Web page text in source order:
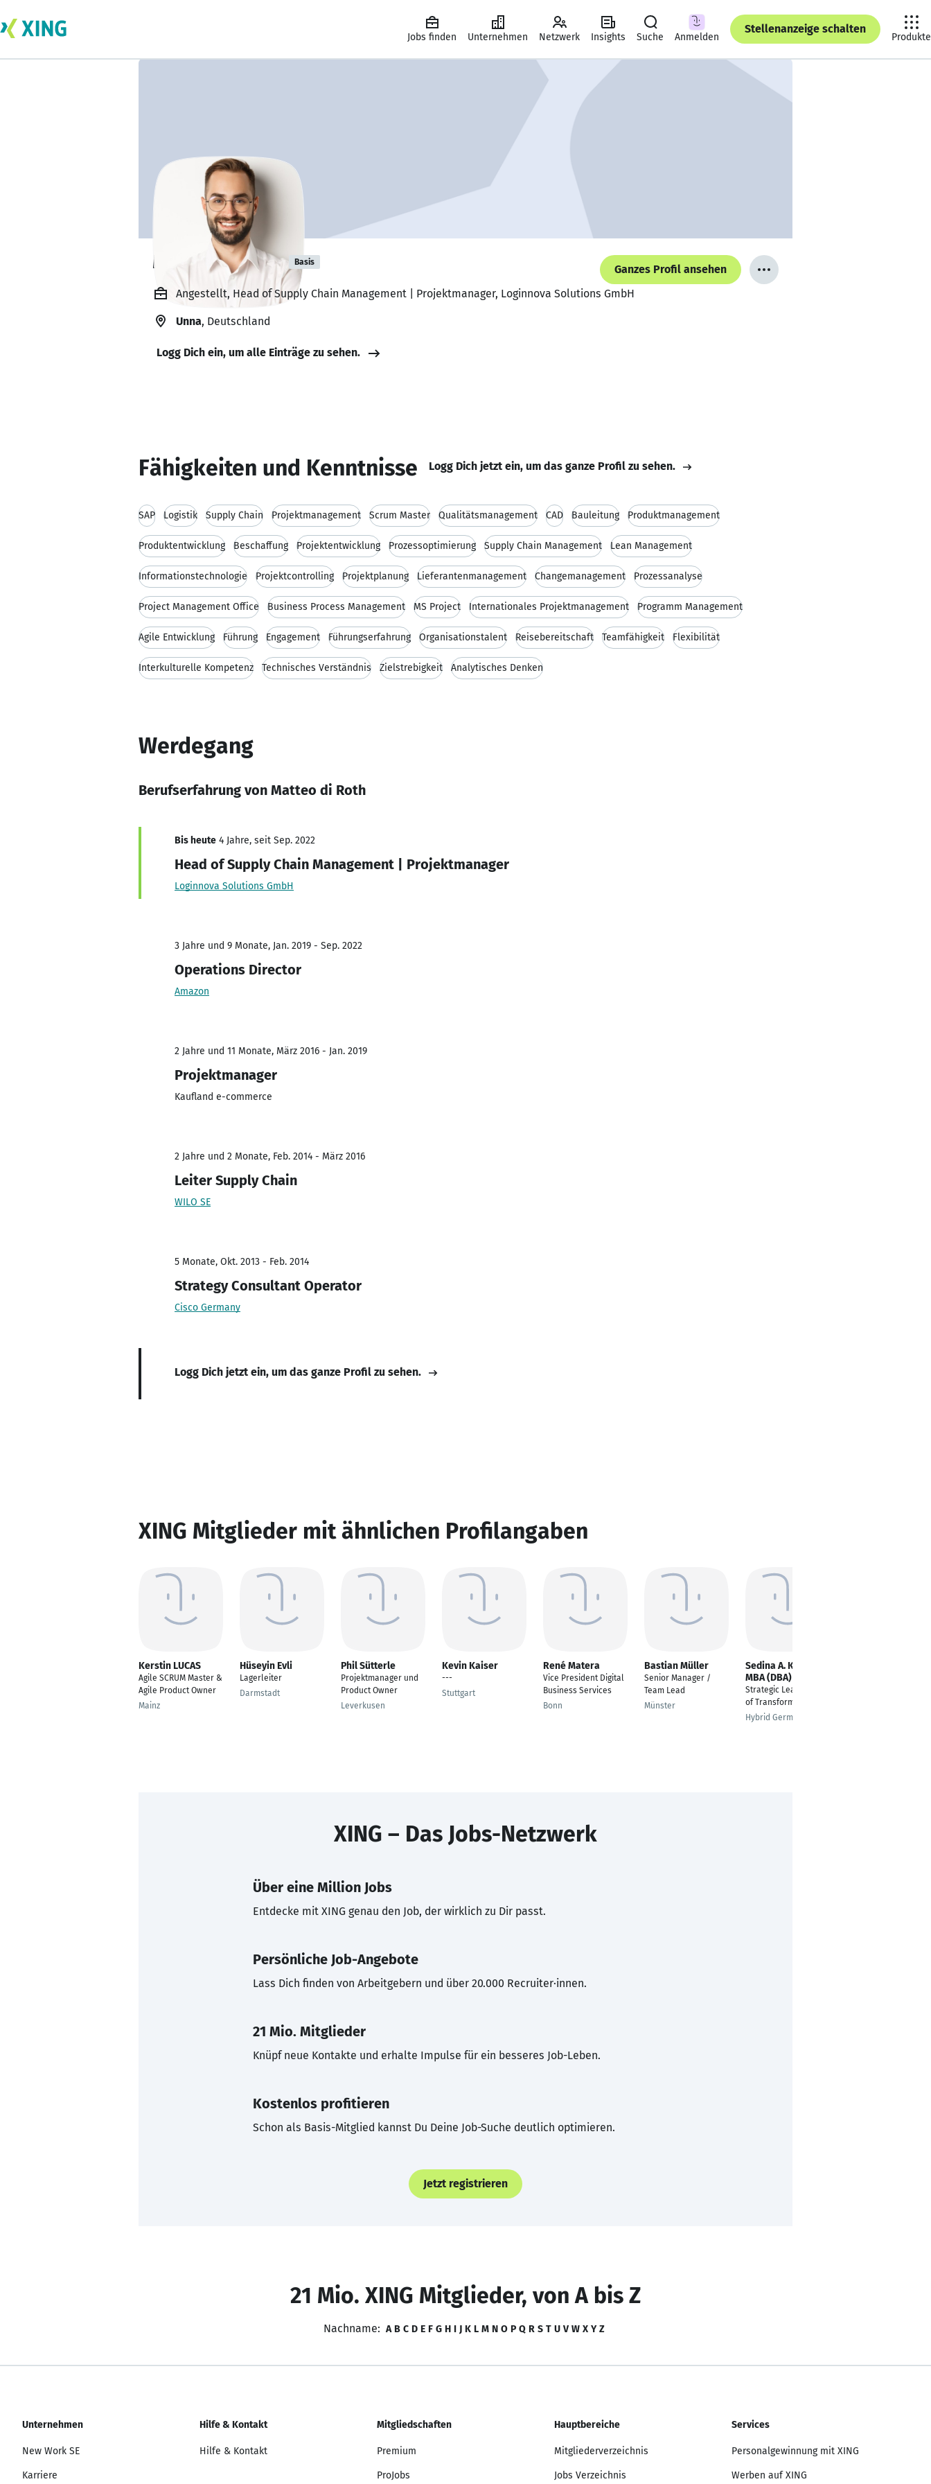
Jobs finden Unternehmen Netzwerk Insights Suche Anmelden
Stellenanzeige schalten
Produkte
Matteo di Roth Basis
Ganzes Profil ansehen
Angestellt, Head of Supply Chain Management | Projektmanager, Loginnova Solutions GmbH
Unna, Deutschland
Logg Dich ein, um alle Einträge zu sehen.
Fähigkeiten und Kenntnisse Logg Dich jetzt ein, um das ganze Profil zu sehen.
SAP Logistik Supply Chain Projektmanagement Scrum Master Qualitätsmanagement CAD Bauleitung Produktmanagement
Produktentwicklung Beschaffung Projektentwicklung Prozessoptimierung Supply Chain Management Lean Management
Informationstechnologie Projektcontrolling Projektplanung Lieferantenmanagement Changemanagement Prozessanalyse
Project Management Office Business Process Management MS Project Internationales Projektmanagement Programm Management
Agile Entwicklung Führung Engagement Führungserfahrung Organisationstalent Reisebereitschaft Teamfähigkeit Flexibilität
Interkulturelle Kompetenz Technisches Verständnis Zielstrebigkeit Analytisches Denken
Werdegang
Berufserfahrung von Matteo di Roth
Bis heute 4 Jahre, seit Sep. 2022
Head of Supply Chain Management | Projektmanager
Loginnova Solutions GmbH
3 Jahre und 9 Monate, Jan. 2019 - Sep. 2022
Operations Director
Amazon
2 Jahre und 11 Monate, März 2016 - Jan. 2019
Projektmanager
Kaufland e-commerce
2 Jahre und 2 Monate, Feb. 2014 - März 2016
Leiter Supply Chain
WILO SE
5 Monate, Okt. 2013 - Feb. 2014
Strategy Consultant Operator
Cisco Germany
Logg Dich jetzt ein, um das ganze Profil zu sehen.
XING Mitglieder mit ähnlichen Profilangaben
Kerstin LUCAS
Agile SCRUM Master &
Agile Product Owner
Mainz
Hüseyin Evli
Lagerleiter
Darmstadt
Phil Sütterle
Projektmanager und
Product Owner
Leverkusen
Kevin Kaiser
---
Stuttgart
René Matera
Vice President Digital
Business Services
Bonn
Bastian Müller
Senior Manager /
Team Lead
Münster
Sedina A. Kalic
MBA (DBA)
Strategic Lead Head
of Transformation
Hybrid Germany
XING – Das Jobs-Netzwerk
Über eine Million Jobs
Entdecke mit XING genau den Job, der wirklich zu Dir passt.
Persönliche Job-Angebote
Lass Dich finden von Arbeitgebern und über 20.000 Recruiter·innen.
21 Mio. Mitglieder
Knüpf neue Kontakte und erhalte Impulse für ein besseres Job-Leben.
Kostenlos profitieren
Schon als Basis-Mitglied kannst Du Deine Job-Suche deutlich optimieren.
Jetzt registrieren
21 Mio. XING Mitglieder, von A bis Z
Nachname: A B C D E F G H I J K L M N O P Q R S T U V W X Y Z
Unternehmen
New Work SE
Karriere
Hilfe & Kontakt
Hilfe & Kontakt
Mitgliedschaften
Premium
ProJobs
Hauptbereiche
Mitgliederverzeichnis
Jobs Verzeichnis
Services
Personalgewinnung mit XING
Werben auf XING